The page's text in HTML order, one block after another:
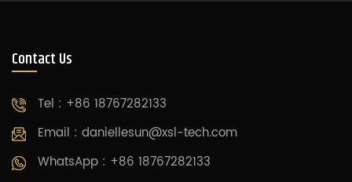
Contact Us
Tel : +86 18767282133
Email : daniellesun@xsl-tech.com
WhatsApp : +86 18767282133